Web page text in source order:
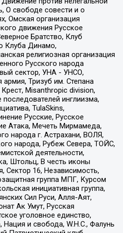
О свободе совести и о
Омская организация
движения Русское
Братство, Клуб
Клуба Динамо,
религиозная организация
Русского народа
сектор, УНА - УНСО,
армия, Тризуб им. Степана
Misanthropic division,
инглиизма,
TulaSkins,
Русские, Русское
Атака, Мечеть Мирмамеда,
народа г. Астрахани, ВОЛЯ,
народа, Рубеж Севера, ТОЙС,
деятельности,
Штольц, В честь иконы
Сектор 16, Независимость,
группа МПГ, Курсом
инициативная группа,
Сил Руси, Алля-Аят,
Ак Умут, Русская
уголовное единство,
и свобода, W.H.С., Фалунь